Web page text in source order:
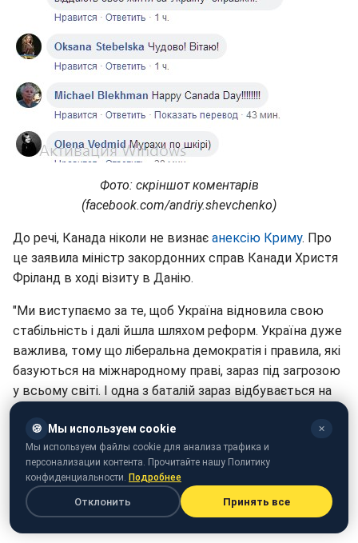
Фото: скріншот коментарів
(facebook.com/andriy.shevchenko)
До речі, Канада ніколи не визнає анексію Криму. Про
це заявила міністр закордонних справ Канади Христя
Фріланд в ході візиту в Данію.
"Ми виступаємо за те, щоб Україна відновила свою
стабільність і далі йшла шляхом реформ. Україна дуже
важлива, тому що ліберальна демократія і правила, які
базуються на міжнародному праві, зараз під загрозою
у всьому світі. І одна з баталій зараз відбувається на
території України. Успіх реформ, важливий як для
українців, і для всіх нас. Канада ніколи не прийме
втручання і анексію Криму, тому що це серйозне
порушення міжнародного права", - заявила вона.
🍪 Мы используем cookie ✕
Мы используем файлы cookie для анализа трафика и
персонализации контента. Прочитайте нашу Политику
конфиденциальности. Подробнее
Отклонить Принять все